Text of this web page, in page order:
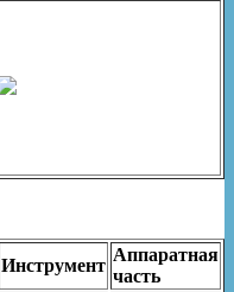
Инструмент
Аппаратная
часть